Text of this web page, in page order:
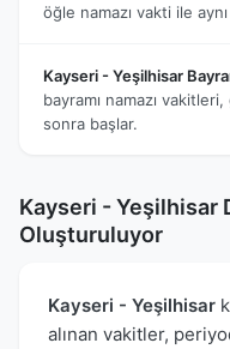
öğle namazı vakti ile
Kayseri - Yeşilhisar
bayramı namazı
sonra başlar.
Kayseri - Yeşilhisar
Oluşturuluyor
Kayseri - Yeşilhisar
alınan vakitler,